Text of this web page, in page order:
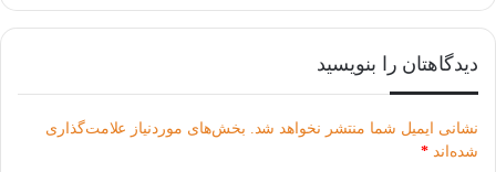
عکس نوشته شناخت امام زمان ۳ – عربی
دیدگاهتان را بنویسید
نشانی ایمیل شما منتشر نخواهد شد. بخش‌های موردنیاز علامت‌گذاری
شده‌اند *